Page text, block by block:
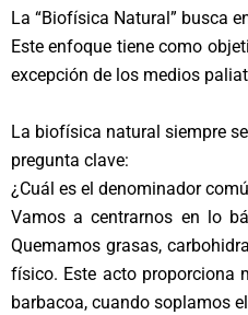
La “Biofísica Natural” busca
Este enfoque tiene como
excepción de los medios
La biofísica natural siempre
pregunta clave:
¿Cuál es el denominador
Vamos a centrarnos en lo
Quemamos grasas,
físico. Este acto proporciona
barbacoa, cuando soplamos